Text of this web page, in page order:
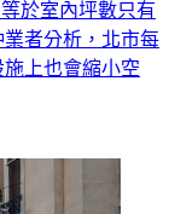
於室內坪數只有
者分析，北市每
上也會縮小空